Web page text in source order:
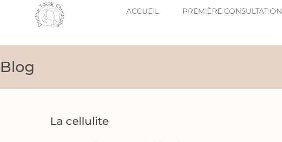
ACCUEIL PREMIÈRE CONSULTATION
Blog
La cellulite